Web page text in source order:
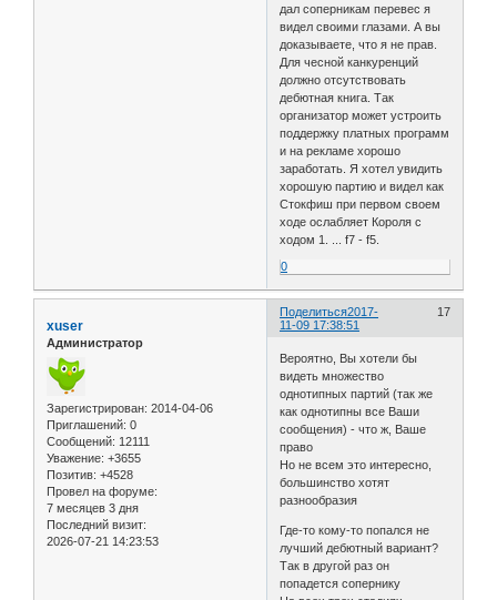
дал соперникам перевес я
видел своими глазами. А вы
доказываете, что я не прав.
Для чесной канкуренций
должно отсутствовать
дебютная книга. Так
организатор может устроить
поддержку платных программ
и на рекламе хорошо
заработать. Я хотел увидить
хорошую партию и видел как
Стокфиш при первом своем
ходе ослабляет Короля с
ходом 1. ... f7 - f5.
0
Поделиться 17
2017-
11-09 17:38:51
xuser
Администратор
Зарегистрирован: 2014-04-06
Приглашений: 0
Сообщений: 12111
Уважение: +3655
Позитив: +4528
Провел на форуме:
7 месяцев 3 дня
Последний визит:
2026-07-21 14:23:53
Вероятно, Вы хотели бы
видеть множество
однотипных партий (так же
как однотипны все Ваши
сообщения) - что ж, Ваше
право
Но не всем это интересно,
большинство хотят
разнообразия
Где-то кому-то попался не
лучший дебютный вариант?
Так в другой раз он
попадется сопернику